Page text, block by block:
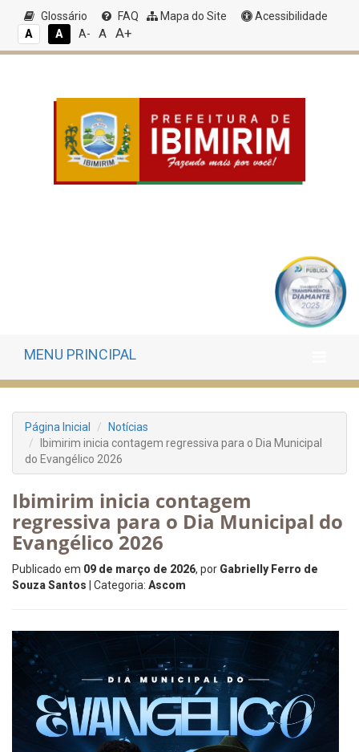
Glossário FAQ Mapa do Site
Acessibilidade
A
A A- A A+
MENU PRINCIPAL
Página Inicial
Notícias
Ibimirim inicia contagem regressiva para o Dia Municipal
do Evangélico 2026
Ibimirim inicia contagem
regressiva para o Dia Municipal do
Evangélico 2026
Publicado em 09 de março de 2026, por Gabrielly Ferro de
Souza Santos | Categoria: Ascom